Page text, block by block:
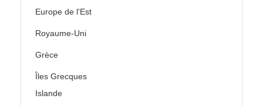
Europe de l'Est
Royaume-Uni
Grèce
Îles Grecques
Islande